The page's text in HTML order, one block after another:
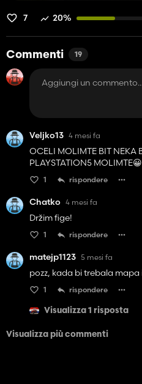
7 20%
Commenti 19
Veljko13 4 mesi fa
OCELI MOLIMTE BIT NEKA
PLAYSTATION5 MOLIMTE😀
1 rispondere
Chatko 4 mesi fa
Držim fige!
1 rispondere
matejp1123 5 mesi fa
pozz, kada bi trebala mapa
1 rispondere
Visualizza 1 risposta
Visualizza più commenti